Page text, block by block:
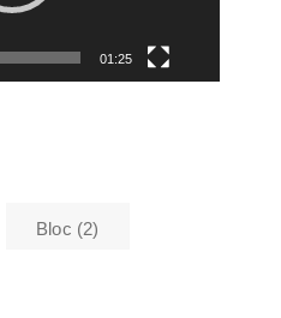
01:25
Bloc (2)